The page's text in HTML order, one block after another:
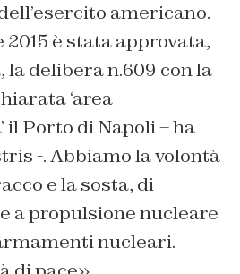
americano.
è stata approvata,
la delibera n.609 con la
‘area
il Porto di Napoli – ha
-. Abbiamo la volontà
e la sosta, di
a propulsione nucleare
nucleari.